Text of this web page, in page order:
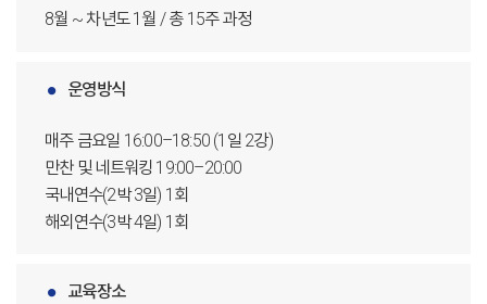
8월 ~ 차년도 1월 / 총 15주 과정
운영방식
매주 금요일 16:00–18:50 (1일 2강)
만찬 및 네트워킹 19:00–20:00
국내연수(2박 3일) 1회
해외연수(3박 4일) 1회
교육장소